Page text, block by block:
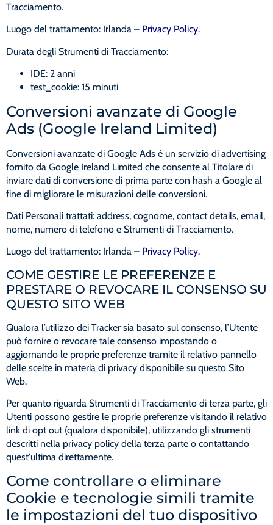
Tracciamento.
Luogo del trattamento: Irlanda – Privacy Policy.
Durata degli Strumenti di Tracciamento:
IDE: 2 anni
test_cookie: 15 minuti
Conversioni avanzate di Google
Ads (Google Ireland Limited)
Conversioni avanzate di Google Ads è un servizio di advertising
fornito da Google Ireland Limited che consente al Titolare di
inviare dati di conversione di prima parte con hash a Google al
fine di migliorare le misurazioni delle conversioni.
Dati Personali trattati: address, cognome, contact details, email,
nome, numero di telefono e Strumenti di Tracciamento.
Luogo del trattamento: Irlanda – Privacy Policy.
COME GESTIRE LE PREFERENZE E
PRESTARE O REVOCARE IL CONSENSO SU
QUESTO SITO WEB
Qualora l’utilizzo dei Tracker sia basato sul consenso, l’Utente
può fornire o revocare tale consenso impostando o
aggiornando le proprie preferenze tramite il relativo pannello
delle scelte in materia di privacy disponibile su questo Sito
Web.
Per quanto riguarda Strumenti di Tracciamento di terza parte, gli
Utenti possono gestire le proprie preferenze visitando il relativo
link di opt out (qualora disponibile), utilizzando gli strumenti
descritti nella privacy policy della terza parte o contattando
quest'ultima direttamente.
Come controllare o eliminare
Cookie e tecnologie simili tramite
le impostazioni del tuo dispositivo